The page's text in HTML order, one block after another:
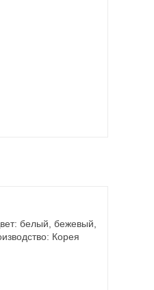
белый, бежевый,
Корея